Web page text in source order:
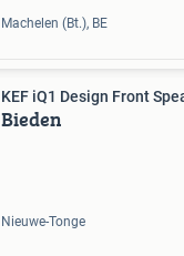
Machelen (Bt.), BE
KEF iQ1 Design Front
Bieden
Nieuwe-Tonge